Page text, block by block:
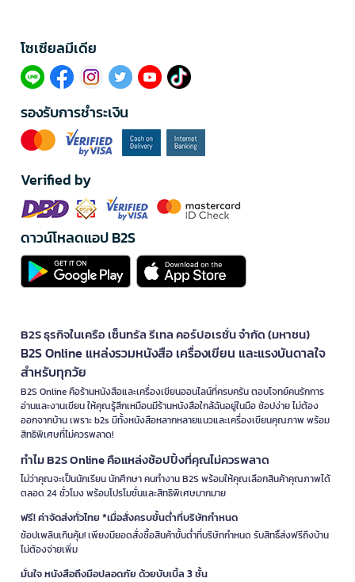
โซเซียลมีเดีย​
รองรับการชำระเงิน
Verified by
ดาวน์โหลดแอป B2S
B2S ธุรกิจในเครือ เซ็นทรัล รีเทล คอร์ปอเรชั่น จำกัด (มหาชน)
B2S Online แหล่งรวมหนังสือ เครื่องเขียน และแรงบันดาลใจ
สำหรับทุกวัย
B2S Online คือร้านหนังสือและเครื่องเขียนออนไลน์ที่ครบครัน ตอบโจทย์คนรักการ
อ่านและงานเขียน ให้คุณรู้สึกเหมือนมีร้านหนังสือใกล้ฉันอยู่ในมือ ช้อปง่าย ไม่ต้อง
ออกจากบ้าน เพราะ b2s มีทั้งหนังสือหลากหลายแนวและเครื่องเขียนคุณภาพ พร้อม
สิทธิพิเศษที่ไม่ควรพลาด!
ทำไม B2S Online คือแหล่งช้อปปิ้งที่คุณไม่ควรพลาด
ไม่ว่าคุณจะเป็นนักเรียน นักศึกษา คนทำงาน B2S พร้อมให้คุณเลือกสินค้าคุณภาพได้
ตลอด 24 ชั่วโมง พร้อมโปรโมชั่นและสิทธิพิเศษมากมาย
ฟรี! ค่าจัดส่งทั่วไทย *เมื่อสั่งครบขั้นต่ำที่บริษัทกำหนด
ช้อปเพลินเกินคุ้ม! เพียงมียอดสั่งซื้อสินค้าขั้นต่ำที่บริษัทกำหนด รับสิทธิ์ส่งฟรีถึงบ้าน
ไม่ต้องจ่ายเพิ่ม
มั่นใจ หนังสือถึงมือปลอดภัย ด้วยบับเบิ้ล 3 ชั้น